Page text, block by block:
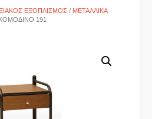
ΕΞΟΠΛΙΣΜΌΣ / ΜΕΤΑΛΛΙΚΆ
191